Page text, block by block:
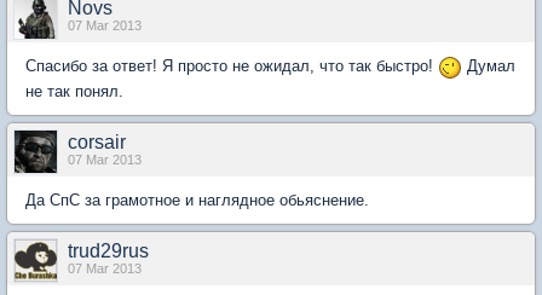
Novs
07 Mar 2013
Спасибо за ответ! Я просто не ожидал, что так быстро!
Думал
не так понял.
corsair
07 Mar 2013
Да СпС за грамотное и наглядное обьяснение.
trud29rus
07 Mar 2013